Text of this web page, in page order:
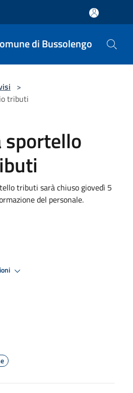
di Bussolengo
>
tributi
sportello
tributi sarà chiuso giovedì 5
del personale.